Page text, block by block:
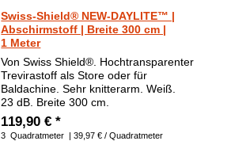
Swiss-Shield® NEW-DAYLITE™ |
Abschirmstoff | Breite 300 cm |
1 Meter
Von Swiss Shield®. Hochtransparenter
Trevirastoff als Store oder für
Baldachine. Sehr knitterarm. Weiß.
23 dB. Breite 300 cm.
119,90 € *
3 Quadratmeter | 39,97 € / Quadratmeter